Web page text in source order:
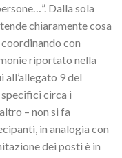
Dalla sola
chiaramente cosa
con
riportato nella
9 del
circa i
– non si fa
in analogia con
dei posti è in